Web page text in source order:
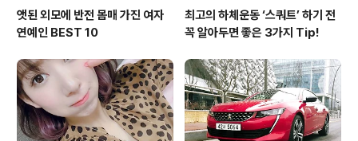
앳된 외모에 반전 몸매 가진 여자
연예인 BEST 10
최고의 하체운동 ‘스쿼트’ 하기 전
꼭 알아두면 좋은 3가지 Tip!